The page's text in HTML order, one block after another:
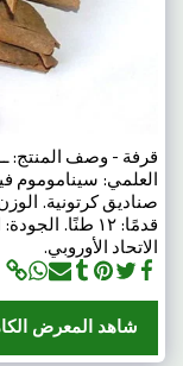
قرفة - وصف المنتج:
العلمي: سيناموموم
قدمًا: ١٢ طنًا.
الاتحاد الأوروبي.
شاهد المعرض